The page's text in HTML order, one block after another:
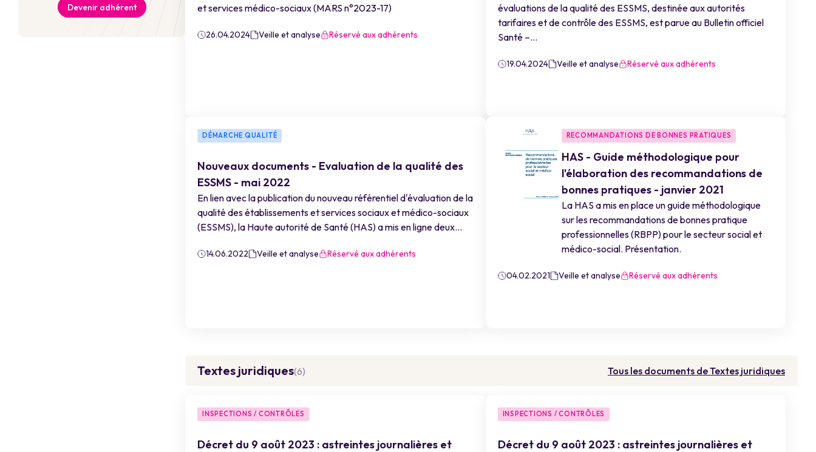
et services médico-sociaux (MARS n°2023-17)
26.04.2024 Veille et analyse Réservé aux adhérents
évaluations de la qualité des ESSMS, destinée aux autorités
tarifaires et de contrôle des ESSMS, est parue au Bulletin officiel
Santé –...
19.04.2024 Veille et analyse Réservé aux adhérents
DÉMARCHE QUALITÉ
Nouveaux documents - Evaluation de la qualité des
ESSMS - mai 2022
En lien avec la publication du nouveau référentiel d'évaluation de la
qualité des établissements et services sociaux et médico-sociaux
(ESSMS), la Haute autorité de Santé (HAS) a mis en ligne deux...
14.06.2022 Veille et analyse Réservé aux adhérents
RECOMMANDATIONS DE BONNES PRATIQUES
HAS - Guide méthodologique pour
l'élaboration des recommandations de
bonnes pratiques - janvier 2021
La HAS a mis en place un guide méthodologique
sur les recommandations de bonnes pratique
professionnelles (RBPP) pour le secteur social et
médico-social. Présentation.
04.02.2021 Veille et analyse Réservé aux adhérents
Textes juridiques(6) Tous les documents de Textes juridiques
INSPECTIONS / CONTRÔLES
Décret du 9 août 2023 : astreintes journalières et
INSPECTIONS / CONTRÔLES
Décret du 9 août 2023 : astreintes journalières et
Devenir adhérent